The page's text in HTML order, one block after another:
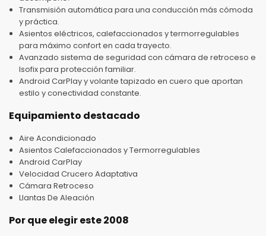
Transmisión automática para una conducción más cómoda
y práctica.
Asientos eléctricos, calefaccionados y termorregulables
para máximo confort en cada trayecto.
Avanzado sistema de seguridad con cámara de retroceso e
Isofix para protección familiar.
Android CarPlay y volante tapizado en cuero que aportan
estilo y conectividad constante.
Equipamiento destacado
Aire Acondicionado
Asientos Calefaccionados y Termorregulables
Android CarPlay
Velocidad Crucero Adaptativa
Cámara Retroceso
Llantas De Aleación
Por que elegir este 2008